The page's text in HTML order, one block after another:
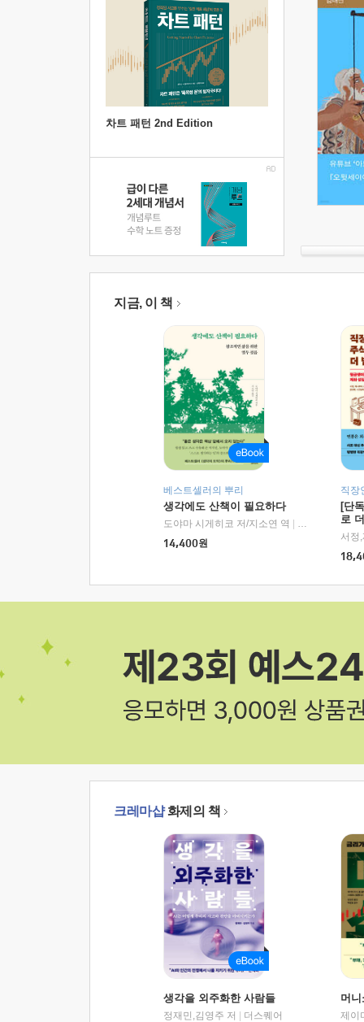
차트 패턴 2nd Edition
지금, 이 책
베스트셀러의 뿌리
생각에도 산책이 필요하다
도야마 시게히코 저/지소연 역
알에이치코리
14,400원
직장
[단
로
크레마샵화제의 책
생각을 외주화한 사람들
정재민,김영주 저
더스퀘어
머